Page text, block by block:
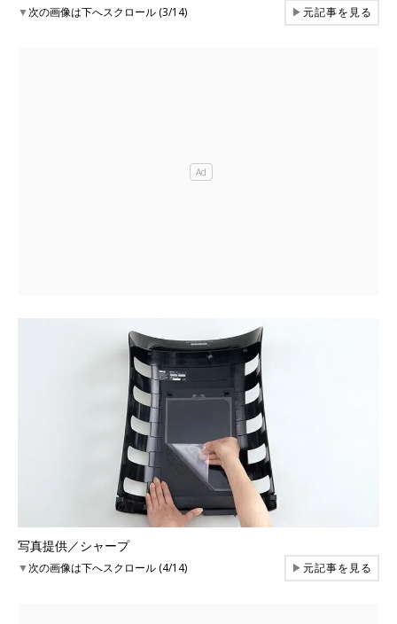
▼次の画像は下へスクロール (3/14) ▶元記事を見る
写真提供／シャープ
▼次の画像は下へスクロール (4/14) ▶元記事を見る